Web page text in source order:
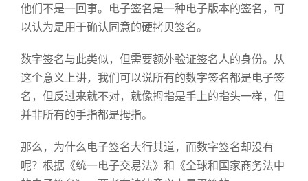
他们不是一回事。电子签名是一种电子版本的签名，可
以认为是用于确认同意的硬拷贝签名。
数字签名与此类似，但需要额外验证签名人的身份。从
这个意义上讲，我们可以说所有的数字签名都是电子签
名，但反过来就不对，就像拇指是手上的指头一样，但
并非所有的手指都是拇指。
那么，为什么电子签名大行其道，而数字签名却没有
呢？根据《统一电子交易法》和《全球和国家商务法中